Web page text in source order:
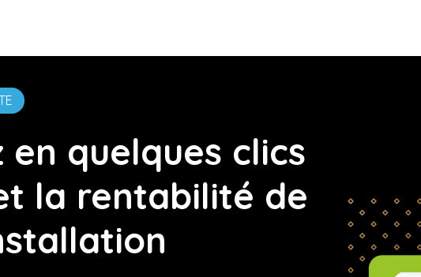
en quelques clics
la rentabilité de